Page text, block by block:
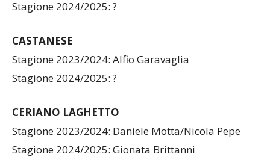
Stagione 2024/2025: ?
CASTANESE
Stagione 2023/2024: Alfio Garavaglia
Stagione 2024/2025: ?
CERIANO LAGHETTO
Stagione 2023/2024: Daniele Motta/Nicola Pepe
Stagione 2024/2025: Gionata Brittanni